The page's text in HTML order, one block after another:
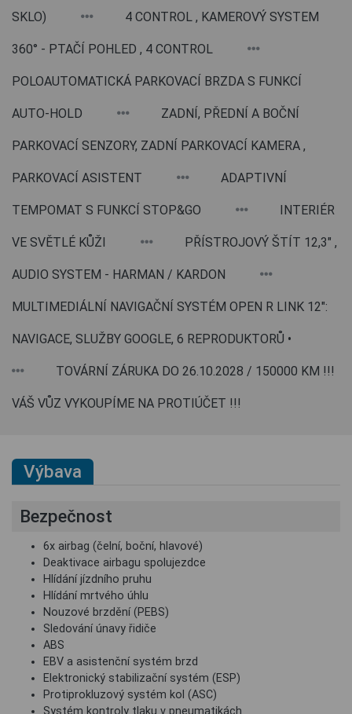
SKLO) 4 CONTROL , KAMEROVÝ SYSTEM
360° - PTAČÍ POHLED , 4 CONTROL
POLOAUTOMATICKÁ PARKOVACÍ BRZDA S FUNKCÍ
AUTO-HOLD ZADNÍ, PŘEDNÍ A BOČNÍ
PARKOVACÍ SENZORY, ZADNÍ PARKOVACÍ KAMERA ,
PARKOVACÍ ASISTENT ADAPTIVNÍ
TEMPOMAT S FUNKCÍ STOP&GO INTERIÉR
VE SVĚTLÉ KŮŽI PŘÍSTROJOVÝ ŠTÍT 12,3" ,
AUDIO SYSTEM - HARMAN / KARDON
MULTIMEDIÁLNÍ NAVIGAČNÍ SYSTÉM OPEN R LINK 12":
NAVIGACE, SLUŽBY GOOGLE, 6 REPRODUKTORŮ •
TOVÁRNÍ ZÁRUKA DO 26.10.2028 / 150000 KM !!!
VÁŠ VŮZ VYKOUPÍME NA PROTIÚČET !!!
Výbava
Bezpečnost
6x airbag (čelní, boční, hlavové)
Deaktivace airbagu spolujezdce
Hlídání jízdního pruhu
Hlídání mrtvého úhlu
Nouzové brzdění (PEBS)
Sledování únavy řidiče
ABS
EBV a asistenční systém brzd
Elektronický stabilizační systém (ESP)
Protiprokluzový systém kol (ASC)
Systém kontroly tlaku v pneumatikách